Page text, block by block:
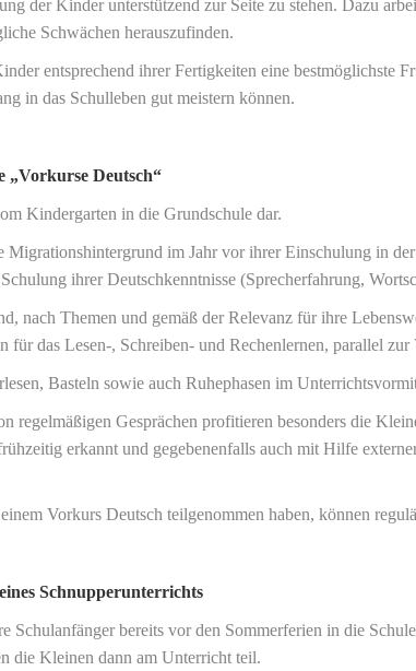
der Kinder unterstützend zur Seite zu stehen. Dazu
Schwächen herauszufinden.
entsprechend ihrer Fertigkeiten eine bestmöglichste
in das Schulleben gut meistern können.
„Vorkurse Deutsch“
Kindergarten in die Grundschule dar.
im Jahr vor ihrer Einschulung in
ihrer Deutschkenntnisse (Sprecherfahrung,
nach Themen und gemäß der Relevanz für ihre
für das Lesen-, Schreiben- und Rechenlernen, parallel
Basteln sowie auch Ruhephasen im
regelmäßigen Gesprächen profitieren besonders die
erkannt und gegebenenfalls auch mit Hilfe
Vorkurs Deutsch teilgenommen haben, können
Schnupperunterrichts
Schulanfänger bereits vor den Sommerferien in die
die Kleinen dann am Unterricht teil.